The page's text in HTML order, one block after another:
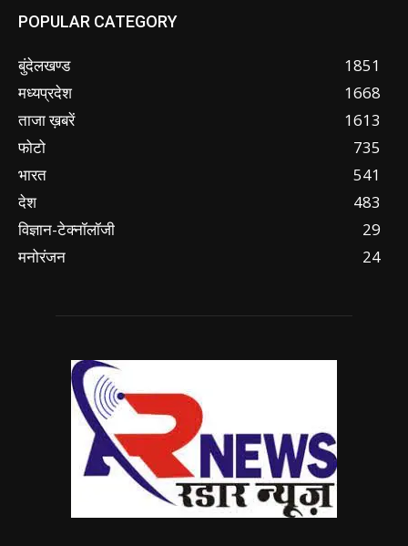
POPULAR CATEGORY
बुंदेलखण्ड
1851
मध्यप्रदेश
1668
ताजा ख़बरें
1613
फोटो
735
भारत
541
देश
483
विज्ञान-टेक्नॉलॉजी
29
मनोरंजन
24